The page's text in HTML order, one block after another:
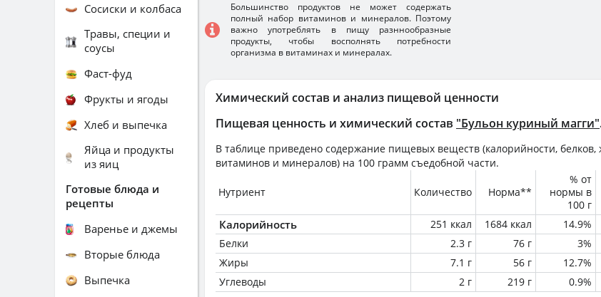
Химический состав и анализ пищевой ценности
Пищевая ценность и химический состав "Бульон куриный магги"
В таблице приведено содержание пищевых веществ (калорийности, белков,
витаминов и минералов) на 100 грамм съедобной части.
Нутриент Количество Норма**
% от
нормы в
100 г
Калорийность 251 ккал 1684 ккал 14.9%
Белки
2.3 г 76 г 3%
Жиры
7.1 г 56 г 12.7%
Углеводы
2 г 219 г 0.9%
Большинство продуктов не может содержать
полный набор витаминов и минералов. Поэтому
важно употреблять в пищу разннообразные
продукты, чтобы восполнять потребности
организма в витаминах и минералах.
Сосиски и колбаса
Травы, специи и
соусы
Фаст-фуд
Фрукты и ягоды
Хлеб и выпечка
Яйца и продукты
из яиц
Готовые блюда и
рецепты
Варенье и джемы
Вторые блюда
Выпечка